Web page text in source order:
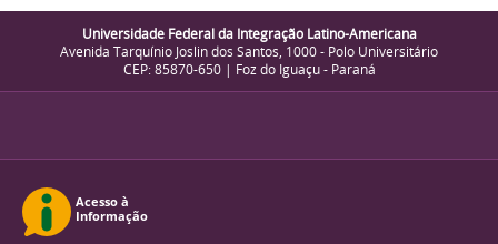
Universidade Federal da Integração Latino-Americana
Avenida Tarquínio Joslin dos Santos, 1000 - Polo Universitário
CEP: 85870-650 | Foz do Iguaçu - Paraná